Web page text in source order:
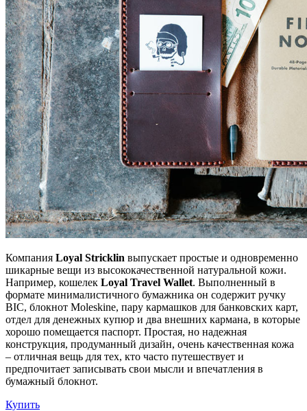
Компания Loyal Stricklin выпускает простые и одновременно
шикарные вещи из высококачественной натуральной кожи.
Например, кошелек Loyal Travel Wallet. Выполненный в
формате минималистичного бумажника он содержит ручку
BIC, блокнот Moleskine, пару кармашков для банковских карт,
отдел для денежных купюр и два внешних кармана, в которые
хорошо помещается паспорт. Простая, но надежная
конструкция, продуманный дизайн, очень качественная кожа
– отличная вещь для тех, кто часто путешествует и
предпочитает записывать свои мысли и впечатления в
бумажный блокнот.
Купить